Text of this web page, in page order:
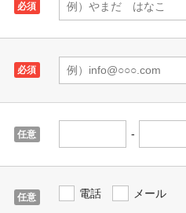
-
電話 メール